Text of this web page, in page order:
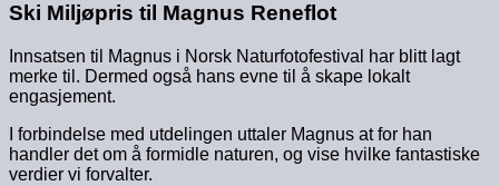
Ski Miljøpris til Magnus Reneflot
Innsatsen til Magnus i Norsk Naturfotofestival har blitt lagt
merke til. Dermed også hans evne til å skape lokalt
engasjement.
I forbindelse med utdelingen uttaler Magnus at for han
handler det om å formidle naturen, og vise hvilke fantastiske
verdier vi forvalter.